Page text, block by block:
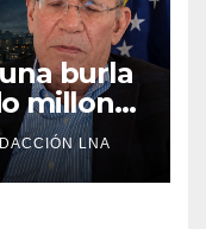
burla
millones
LNA